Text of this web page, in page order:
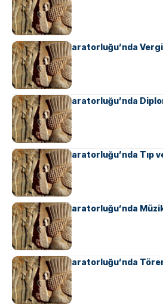
Ahameniş İmparatorluğu’nda
Ahameniş İmparatorluğu’nda
Ahameniş İmparatorluğu’nda Tıp
Ahameniş İmparatorluğu’nda
Ahameniş İmparatorluğu’nda